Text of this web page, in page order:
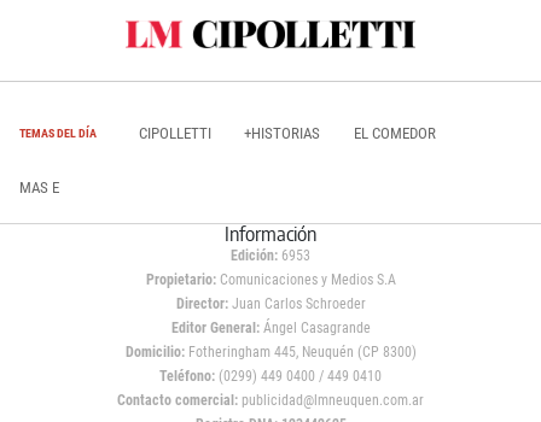
TEMAS DEL DÍA CIPOLLETTI +HISTORIAS EL COMEDOR
MAS E
Información
Edición: 6953
Propietario:Comunicaciones y Medios S.A
Director: Juan Carlos Schroeder
Editor General:Ángel Casagrande
Domicilio:Fotheringham 445, Neuquén (CP 8300)
Teléfono: (0299) 449 0400 / 449 0410
Contacto comercial: publicidad@lmneuquen.com.ar